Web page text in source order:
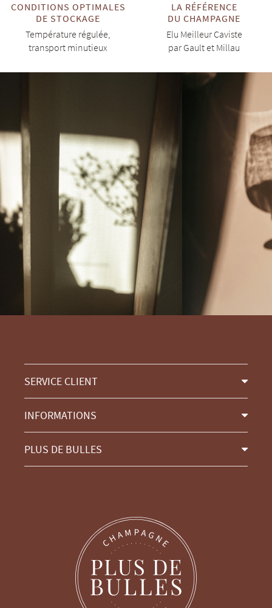
CONDITIONS OPTIMALES
DE STOCKAGE
Température régulée,
transport minutieux
LA RÉFÉRENCE
DU CHAMPAGNE
Elu Meilleur Caviste
par Gault et Millau
SERVICE CLIENT
INFORMATIONS
PLUS DE BULLES